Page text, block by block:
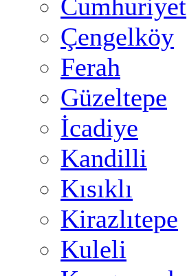
Cumhuriyet
Çengelköy
Ferah
Güzeltepe
İcadiye
Kandilli
Kısıklı
Kirazlıtepe
Kuleli